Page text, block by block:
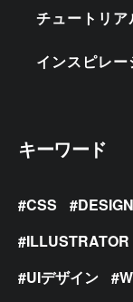
チュートリア
インスピレー
キーワード
CSS
ILLUSTRATOR
UIデザイン